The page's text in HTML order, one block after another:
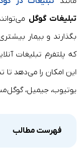
تبلیغات گوگل
بگذارند و بیمار
که پلتفرم تبلیغات
این امکان را می‌دهد
یوتیوب، جیمیل،
فهرست مطالب